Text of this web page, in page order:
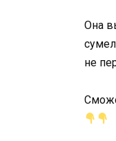
Она
не